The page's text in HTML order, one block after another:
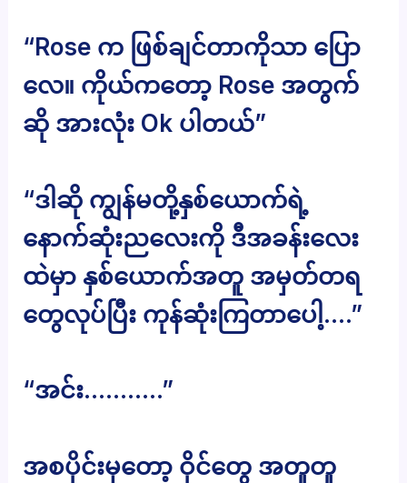
“Rose က ဖြစ်ချင်တာကိုသာ ပြော
လေ။ ကိုယ်ကတော့ Rose အတွက်
ဆို အားလုံး Ok ပါတယ်”
“ဒါဆို ကျွန်မတို့နှစ်ယောက်ရဲ့
နောက်ဆုံးညလေးကို ဒီအခန်းလေး
ထဲမှာ နှစ်ယောက်အတူ အမှတ်တရ
တွေလုပ်ပြီး ကုန်ဆုံးကြတာပေါ့….”
“အင်း………..”
အစပိုင်းမှတော့ ဝိုင်တွေ အတူတူ